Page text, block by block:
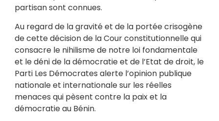
partisan sont connues.
Au regard de la gravité et de la portée crisogène
de cette décision de la Cour constitutionnelle qui
consacre le nihilisme de notre loi fondamentale
et le déni de la démocratie et de l’Etat de droit, le
Parti Les Démocrates alerte l’opinion publique
nationale et internationale sur les réelles
menaces qui pèsent contre la paix et la
démocratie au Bénin.